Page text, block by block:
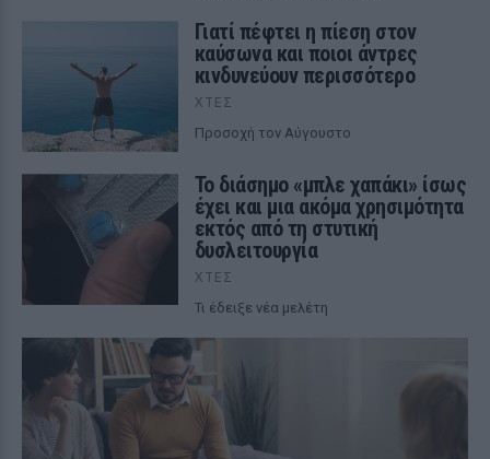
Γιατί πέφτει η πίεση στον
καύσωνα και ποιοι άντρες
κινδυνεύουν περισσότερο
ΧΤΕΣ
Προσοχή τον Αύγουστο
Το διάσημο «μπλε χαπάκι» ίσως
έχει και μια ακόμα χρησιμότητα
εκτός από τη στυτική
δυσλειτουργία
ΧΤΕΣ
Τι έδειξε νέα μελέτη